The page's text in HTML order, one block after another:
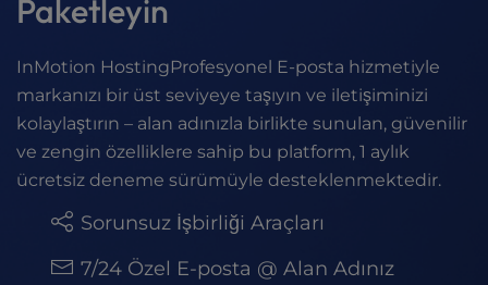
Paketleyin
InMotion HostingProfesyonel E-posta hizmetiyle
markanızı bir üst seviyeye taşıyın ve iletişiminizi
kolaylaştırın – alan adınızla birlikte sunulan, güvenilir
ve zengin özelliklere sahip bu platform, 1 aylık
ücretsiz deneme sürümüyle desteklenmektedir.
Sorunsuz İşbirliği Araçları
7/24 Özel E-posta @ Alan Adınız